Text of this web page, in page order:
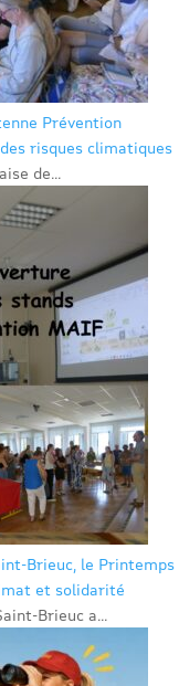
Prévention
risques climatiques
de...
Brieuc, le Printemps
et solidarité
Brieuc a...